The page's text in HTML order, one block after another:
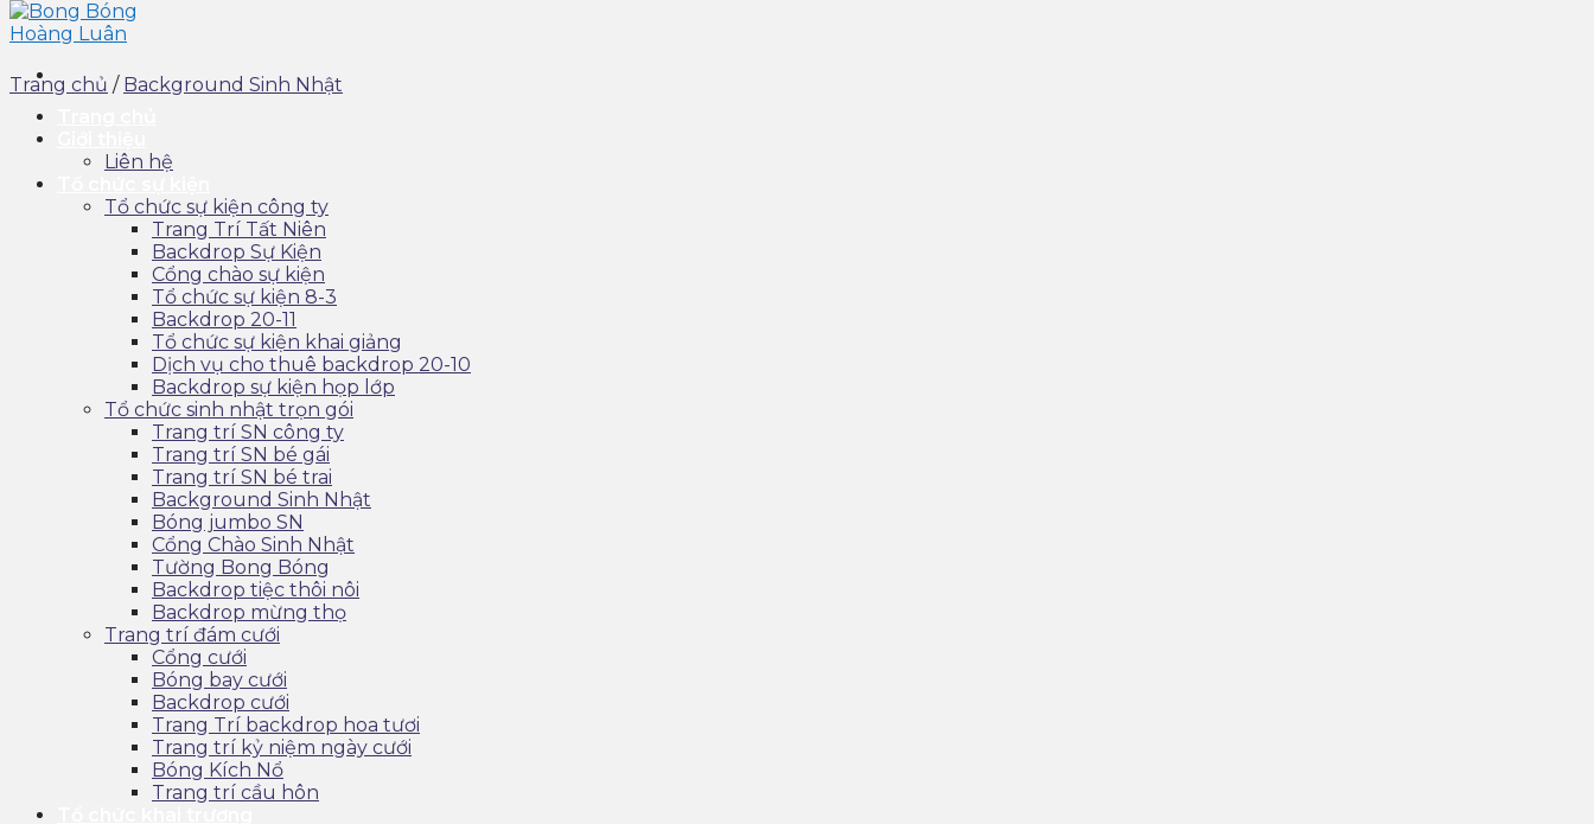
Liên hệ
Tổ chức sự kiện công ty
Trang Trí Tất Niên
Backdrop Sự Kiện
Cổng chào sự kiện
Tổ chức sự kiện 8-3
Backdrop 20-11
Tổ chức sự kiện khai giảng
Dịch vụ cho thuê backdrop 20-10
Backdrop sự kiện họp lớp
Tổ chức sinh nhật trọn gói
Trang trí SN công ty
Trang trí SN bé gái
Trang trí SN bé trai
Background Sinh Nhật
Bóng jumbo SN
Cổng Chào Sinh Nhật
Tường Bong Bóng
Backdrop tiệc thôi nôi
Backdrop mừng thọ
Trang trí đám cưới
Cổng cưới
Bóng bay cưới
Backdrop cưới
Trang Trí backdrop hoa tươi
Trang trí kỷ niệm ngày cưới
Bóng Kích Nổ
Trang trí cầu hôn
Trang chủ / Background Sinh Nhật